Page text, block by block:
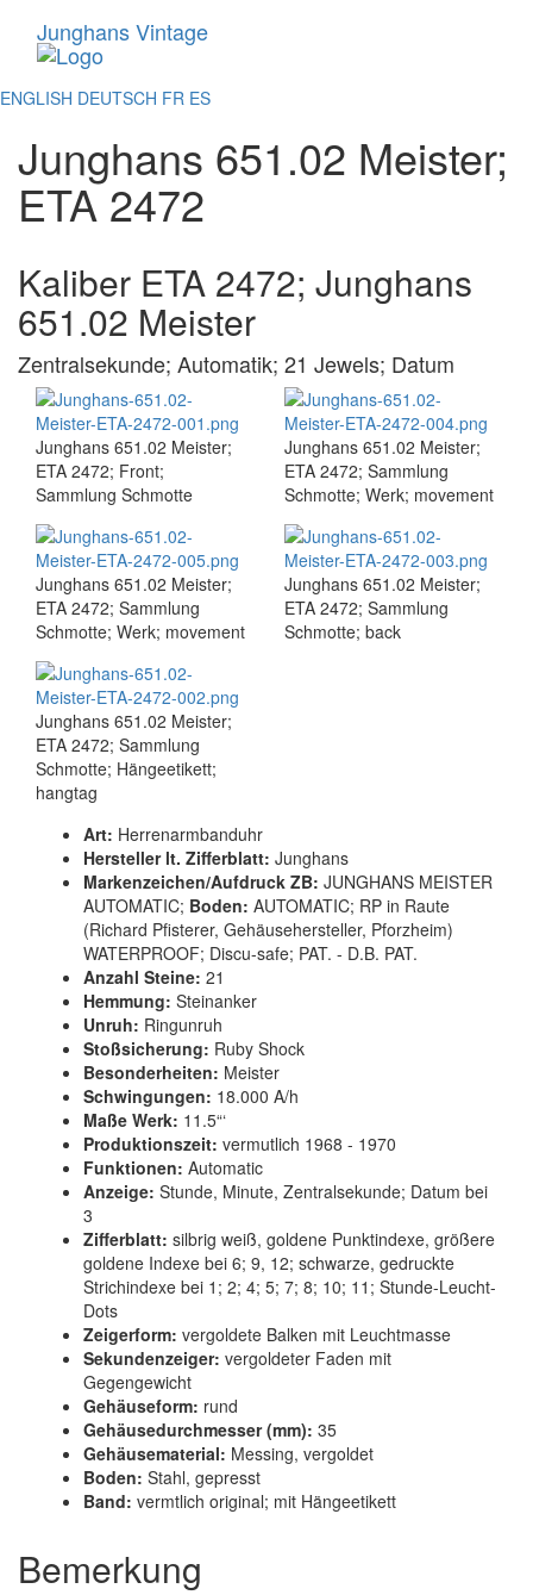
JunghansVintage
ENGLISH DEUTSCH FR ES
Junghans 651.02 Meister;
ETA 2472
Kaliber ETA 2472; Junghans
651.02 Meister
Zentralsekunde; Automatik; 21 Jewels; Datum
Junghans 651.02 Meister;
ETA 2472; Front;
Sammlung Schmotte
Junghans 651.02 Meister;
ETA 2472; Sammlung
Schmotte; Werk; movement
Junghans 651.02 Meister;
ETA 2472; Sammlung
Schmotte; Werk; movement
Junghans 651.02 Meister;
ETA 2472; Sammlung
Schmotte; back
Junghans 651.02 Meister;
ETA 2472; Sammlung
Schmotte; Hängeetikett;
hangtag
Art: Herrenarmbanduhr
Hersteller lt. Zifferblatt: Junghans
Markenzeichen/Aufdruck ZB: JUNGHANS MEISTER
AUTOMATIC; Boden: AUTOMATIC; RP in Raute
(Richard Pfisterer, Gehäusehersteller, Pforzheim)
WATERPROOF; Discu-safe; PAT. - D.B. PAT.
Anzahl Steine: 21
Hemmung: Steinanker
Unruh: Ringunruh
Stoßsicherung: Ruby Shock
Besonderheiten: Meister
Schwingungen: 18.000 A/h
Maße Werk: 11.5“‘
Produktionszeit: vermutlich 1968 - 1970
Funktionen: Automatic
Anzeige: Stunde, Minute, Zentralsekunde; Datum bei
3
Zifferblatt: silbrig weiß, goldene Punktindexe, größere
goldene Indexe bei 6; 9, 12; schwarze, gedruckte
Strichindexe bei 1; 2; 4; 5; 7; 8; 10; 11; Stunde-Leucht-
Dots
Zeigerform: vergoldete Balken mit Leuchtmasse
Sekundenzeiger: vergoldeter Faden mit
Gegengewicht
Gehäuseform: rund
Gehäusedurchmesser (mm): 35
Gehäusematerial: Messing, vergoldet
Boden: Stahl, gepresst
Band: vermtlich original; mit Hängeetikett
Bemerkung